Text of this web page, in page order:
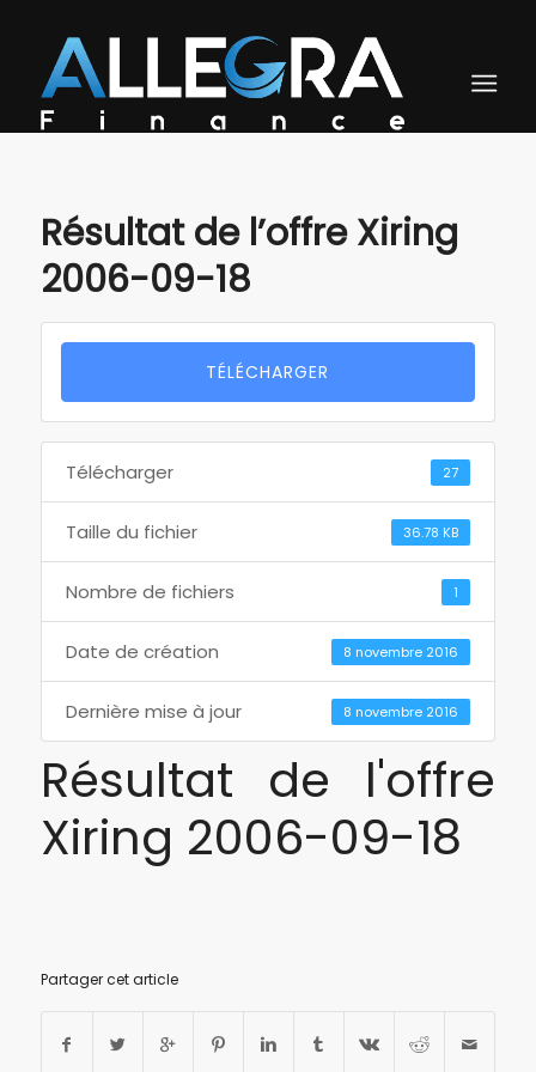
Résultat de l’offre Xiring
2006-09-18
TÉLÉCHARGER
Télécharger 27
Taille du fichier 36.78 KB
Nombre de fichiers 1
Date de création 8 novembre 2016
Dernière mise à jour 8 novembre 2016
Résultat de l'offre
Xiring 2006-09-18
Partager cet article